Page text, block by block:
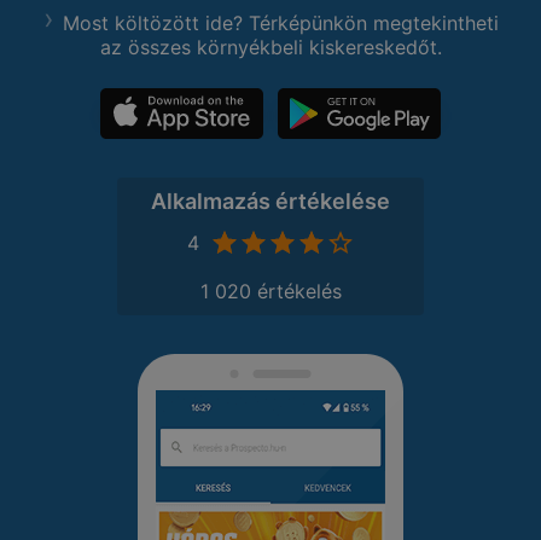
Most költözött ide? Térképünkön megtekintheti
az összes környékbeli kiskereskedőt.
Alkalmazás értékelése
4
1 020 értékelés